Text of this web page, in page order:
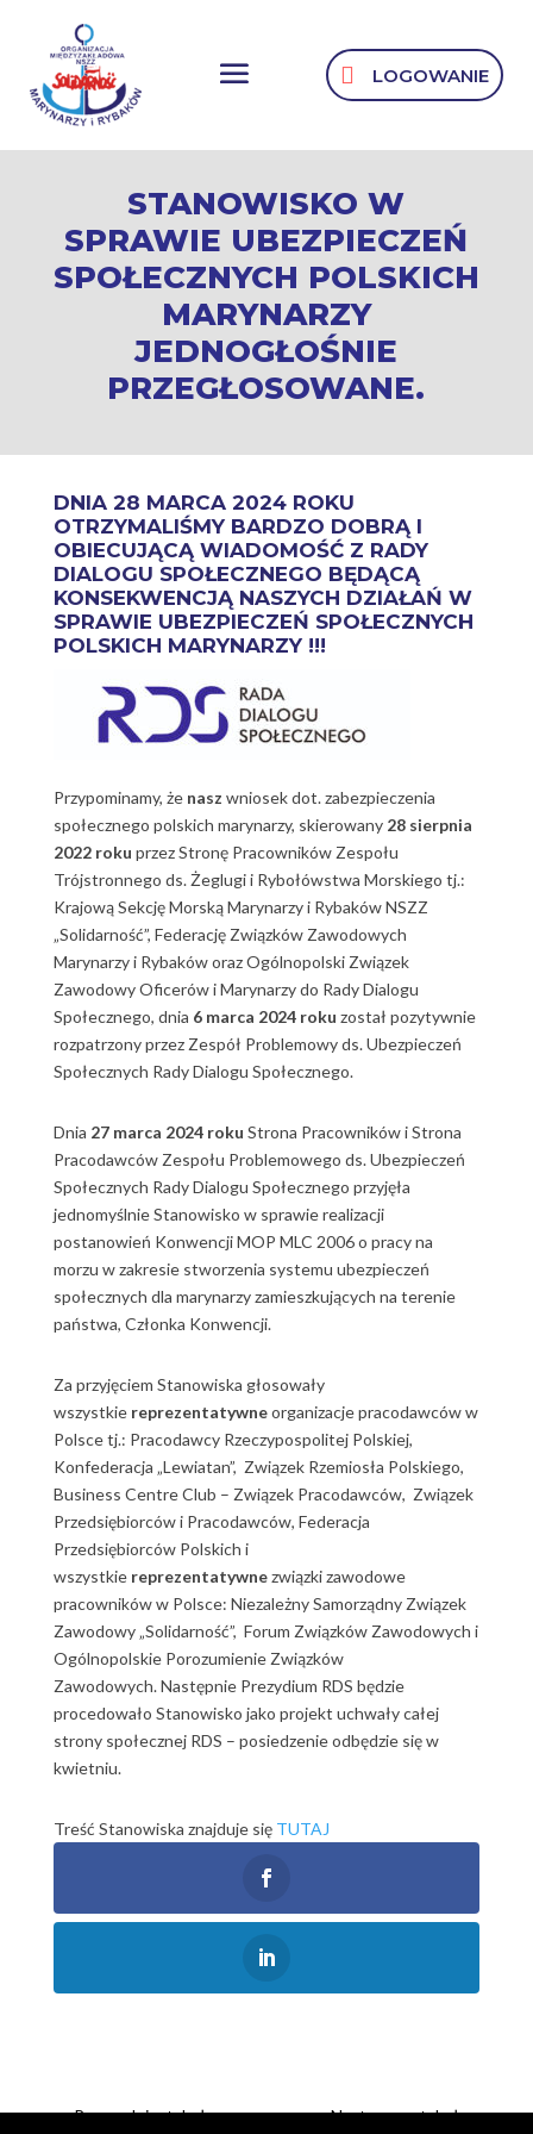
LOGOWANIE
STANOWISKO W
SPRAWIE UBEZPIECZEŃ
SPOŁECZNYCH POLSKICH
MARYNARZY
JEDNOGŁOŚNIE
PRZEGŁOSOWANE.
DNIA 28 MARCA 2024 ROKU
OTRZYMALIŚMY BARDZO DOBRĄ I
OBIECUJĄCĄ WIADOMOŚĆ Z RADY
DIALOGU SPOŁECZNEGO BĘDĄCĄ
KONSEKWENCJĄ NASZYCH DZIAŁAŃ W
SPRAWIE UBEZPIECZEŃ SPOŁECZNYCH
POLSKICH MARYNARZY !!!
Przypominamy, że nasz wniosek dot. zabezpieczenia
społecznego polskich marynarzy, skierowany 28 sierpnia
2022 roku przez Stronę Pracowników Zespołu
Trójstronnego ds. Żeglugi i Rybołówstwa Morskiego tj.:
Krajową Sekcję Morską Marynarzy i Rybaków NSZZ
„Solidarność”, Federację Związków Zawodowych
Marynarzy i Rybaków oraz Ogólnopolski Związek
Zawodowy Oficerów i Marynarzy do Rady Dialogu
Społecznego, dnia 6 marca 2024 roku został pozytywnie
rozpatrzony przez Zespół Problemowy ds. Ubezpieczeń
Społecznych Rady Dialogu Społecznego.
Dnia 27 marca 2024 roku Strona Pracowników i Strona
Pracodawców Zespołu Problemowego ds. Ubezpieczeń
Społecznych Rady Dialogu Społecznego przyjęła
jednomyślnie Stanowisko w sprawie realizacji
postanowień Konwencji MOP MLC 2006 o pracy na
morzu w zakresie stworzenia systemu ubezpieczeń
społecznych dla marynarzy zamieszkujących na terenie
państwa, Członka Konwencji.
Za przyjęciem Stanowiska głosowały
wszystkie reprezentatywneorganizacje pracodawców w
Polsce tj.: Pracodawcy Rzeczypospolitej Polskiej,
Konfederacja „Lewiatan”, Związek Rzemiosła Polskiego,
Business Centre Club – Związek Pracodawców, Związek
Przedsiębiorców i Pracodawców, Federacja
Przedsiębiorców Polskich i
wszystkie reprezentatywnezwiązki zawodowe
pracowników w Polsce: Niezależny Samorządny Związek
Zawodowy „Solidarność”, Forum Związków Zawodowych i
Ogólnopolskie Porozumienie Związków
Zawodowych. Następnie Prezydium RDS będzie
procedowało Stanowisko jako projekt uchwały całej
strony społecznej RDS – posiedzenie odbędzie się w
kwietniu.
Treść Stanowiska znajduje się TUTAJ
←Poprzedni artykuł Następny artykuł→